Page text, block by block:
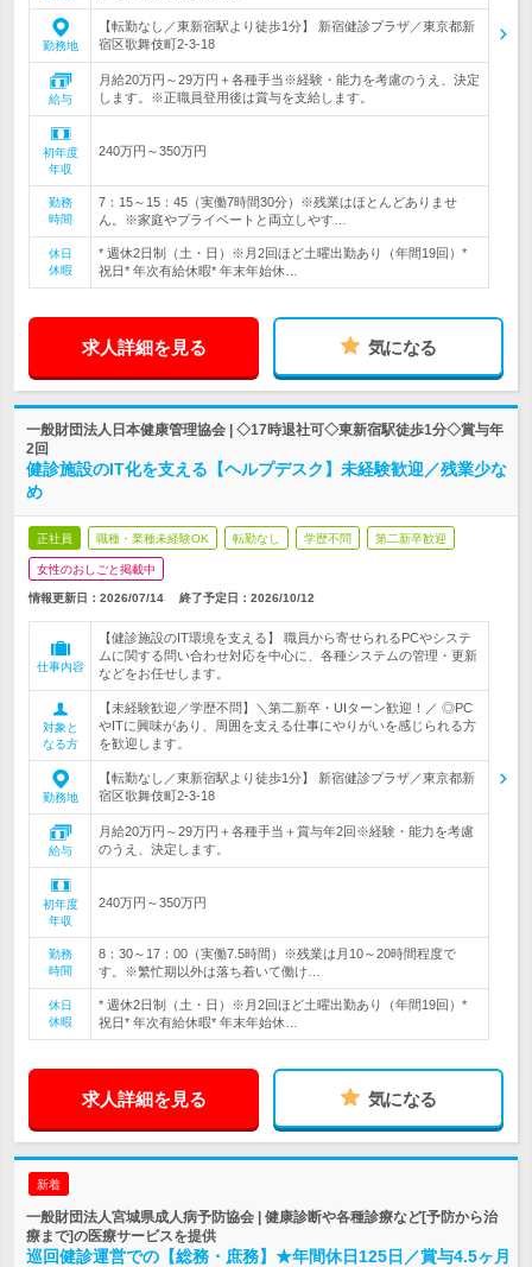
勤務地
【転勤なし／東新宿駅より徒歩1分】 新宿健診プラザ／東京都新
宿区歌舞伎町2-3-18
給与
月給20万円～29万円＋各種手当※経験・能力を考慮のうえ、決定
します。※正職員登用後は賞与を支給します。
初年度
年収
240万円～350万円
勤務
時間
7：15～15：45（実働7時間30分）※残業はほとんどありませ
ん。※家庭やプライベートと両立しやす…
休日
休暇
* 週休2日制（土・日）※月2回ほど土曜出勤あり（年間19回）*
祝日* 年次有給休暇* 年末年始休…
求人詳細を見る 気になる
一般財団法人日本健康管理協会 | ◇17時退社可◇東新宿駅徒歩1分◇賞与年
2回
健診施設のIT化を支える【ヘルプデスク】未経験歓迎／残業少な
め
正社員 職種・業種未経験OK 転勤なし 学歴不問 第二新卒歓迎
女性のおしごと掲載中
情報更新日：2026/07/14 終了予定日： 2026/10/12
仕事内容
【健診施設のIT環境を支える】 職員から寄せられるPCやシステ
ムに関する問い合わせ対応を中心に、各種システムの管理・更新
などをお任せします。
対象と
なる方
【未経験歓迎／学歴不問】＼第二新卒・UIターン歓迎！／ ◎PC
やITに興味があり、周囲を支える仕事にやりがいを感じられる方
を歓迎します。
勤務地
【転勤なし／東新宿駅より徒歩1分】 新宿健診プラザ／東京都新
宿区歌舞伎町2-3-18
給与
月給20万円～29万円＋各種手当＋賞与年2回※経験・能力を考慮
のうえ、決定します。
初年度
年収
240万円～350万円
勤務
時間
8：30～17：00（実働7.5時間）※残業は月10～20時間程度で
す。※繁忙期以外は落ち着いて働け…
休日
休暇
* 週休2日制（土・日）※月2回ほど土曜出勤あり（年間19回）*
祝日* 年次有給休暇* 年末年始休…
求人詳細を見る 気になる
新着
一般財団法人宮城県成人病予防協会 | 健康診断や各種診療など[予防から治
療まで]の医療サービスを提供
巡回健診運営での【総務・庶務】★年間休日125日／賞与4.5ヶ月